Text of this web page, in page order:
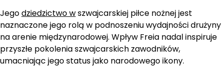
Jegodziedzictwo wszwajcarskiej piłce nożnej jest
naznaczone jego rolą w podnoszeniu wydajności drużyny
na arenie międzynarodowej. Wpływ Freia nadal inspiruje
przyszłe pokolenia szwajcarskich zawodników,
umacniając jego status jako narodowego ikony.